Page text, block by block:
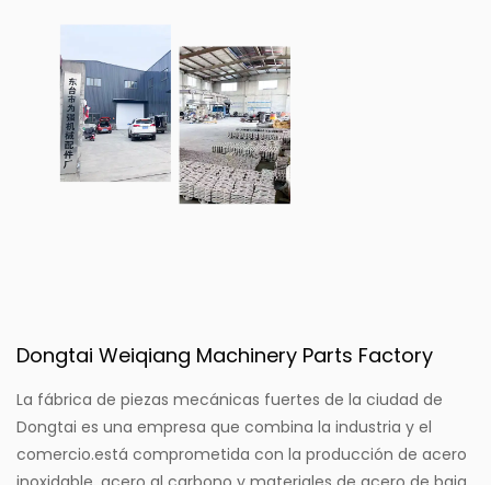
Dongtai Weiqiang Machinery Parts Factory
La fábrica de piezas mecánicas fuertes de la ciudad de
Dongtai es una empresa que combina la industria y el
comercio.está comprometida con la producción de acero